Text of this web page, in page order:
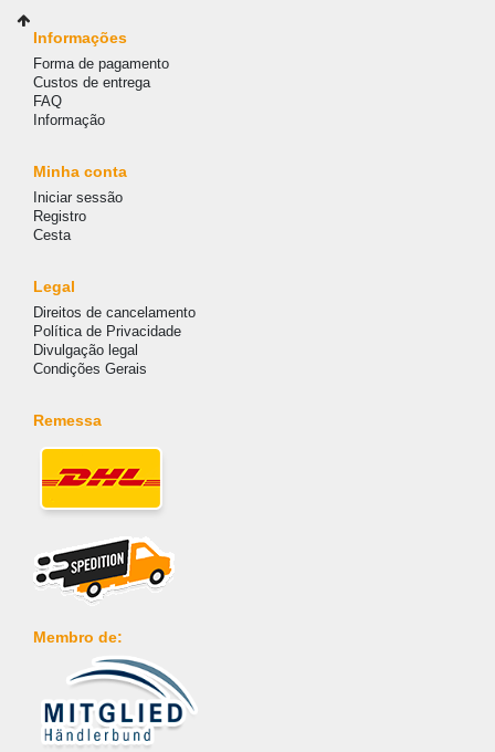
Informações
Forma de pagamento
Custos de entrega
FAQ
Informação
Minha conta
Iniciar sessão
Registro
Cesta
Legal
Direitos de cancelamento
Política de Privacidade
Divulgação legal
Condições Gerais
Remessa
Membro de: